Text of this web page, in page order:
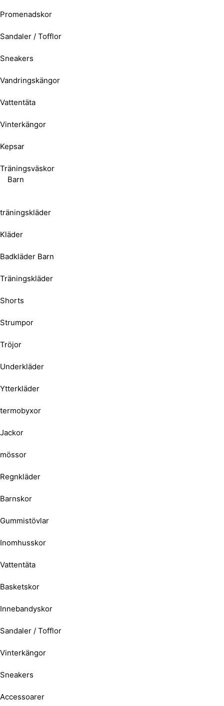
Promenadskor
Sandaler / Tofflor
Sneakers
Vandringskängor
Vattentäta
Vinterkängor
Kepsar
Träningsväskor
Barn
träningskläder
Kläder
Badkläder Barn
Träningskläder
Shorts
Strumpor
Tröjor
Underkläder
Ytterkläder
termobyxor
Jackor
mössor
Regnkläder
Barnskor
Gummistövlar
Inomhusskor
Vattentäta
Basketskor
Innebandyskor
Sandaler / Tofflor
Vinterkängor
Sneakers
Accessoarer